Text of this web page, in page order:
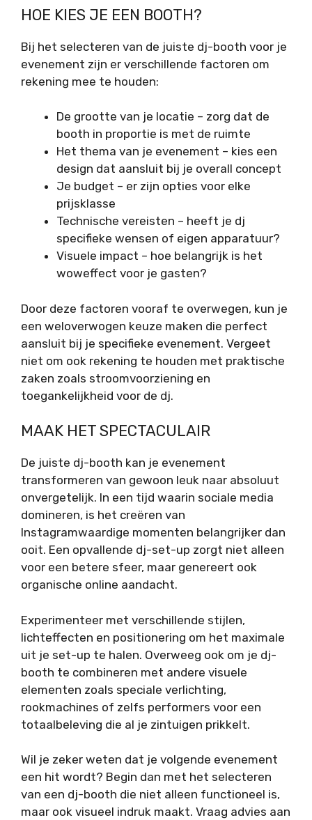
HOE KIES JE EEN BOOTH?
Bij het selecteren van de juiste dj-booth voor je
evenement zijn er verschillende factoren om
rekening mee te houden:
De grootte van je locatie – zorg dat de
booth in proportie is met de ruimte
Het thema van je evenement – kies een
design dat aansluit bij je overall concept
Je budget – er zijn opties voor elke
prijsklasse
Technische vereisten – heeft je dj
specifieke wensen of eigen apparatuur?
Visuele impact – hoe belangrijk is het
woweffect voor je gasten?
Door deze factoren vooraf te overwegen, kun je
een weloverwogen keuze maken die perfect
aansluit bij je specifieke evenement. Vergeet
niet om ook rekening te houden met praktische
zaken zoals stroomvoorziening en
toegankelijkheid voor de dj.
MAAK HET SPECTACULAIR
De juiste dj-booth kan je evenement
transformeren van gewoon leuk naar absoluut
onvergetelijk. In een tijd waarin sociale media
domineren, is het creëren van
Instagramwaardige momenten belangrijker dan
ooit. Een opvallende dj-set-up zorgt niet alleen
voor een betere sfeer, maar genereert ook
organische online aandacht.
Experimenteer met verschillende stijlen,
lichteffecten en positionering om het maximale
uit je set-up te halen. Overweeg ook om je dj-
booth te combineren met andere visuele
elementen zoals speciale verlichting,
rookmachines of zelfs performers voor een
totaalbeleving die al je zintuigen prikkelt.
Wil je zeker weten dat je volgende evenement
een hit wordt? Begin dan met het selecteren
van een dj-booth die niet alleen functioneel is,
maar ook visueel indruk maakt. Vraag advies aan